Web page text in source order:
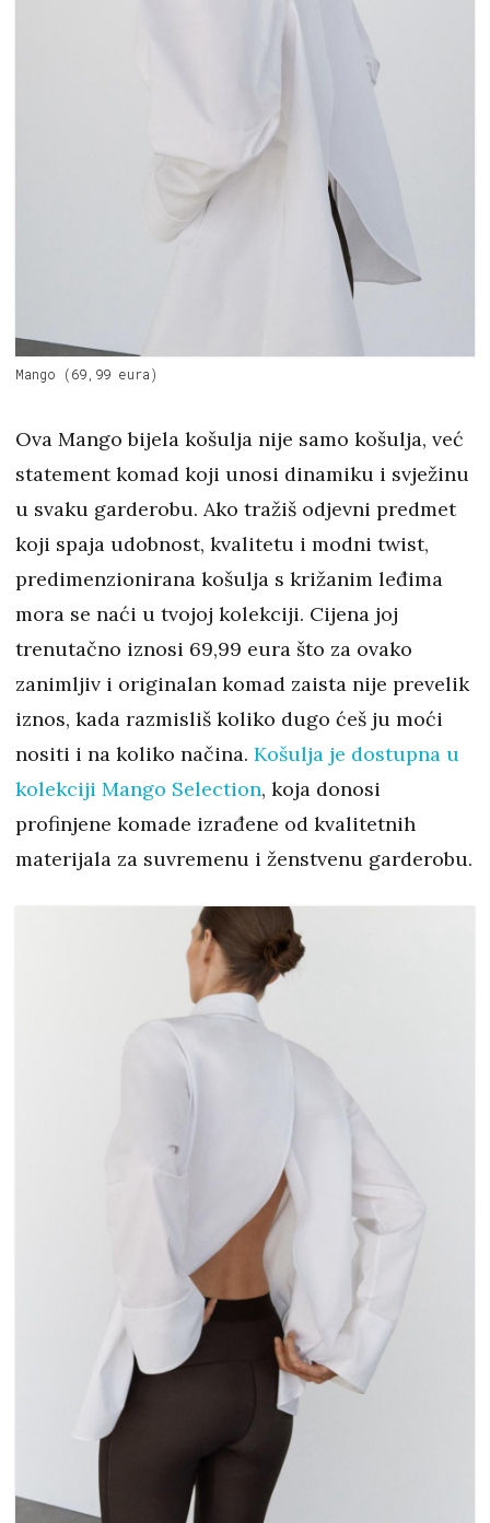
Mango (69,99 eura)
Ova Mango bijela košulja nije samo košulja, već
statement komad koji unosi dinamiku i svježinu
u svaku garderobu. Ako tražiš odjevni predmet
koji spaja udobnost, kvalitetu i modni twist,
predimenzionirana košulja s križanim leđima
mora se naći u tvojoj kolekciji. Cijena joj
trenutačno iznosi 69,99 eura što za ovako
zanimljiv i originalan komad zaista nije prevelik
iznos, kada razmisliš koliko dugo ćeš ju moći
nositi i na koliko načina. Košulja je dostupna u
kolekciji Mango Selection, koja donosi
profinjene komade izrađene od kvalitetnih
materijala za suvremenu i ženstvenu garderobu.